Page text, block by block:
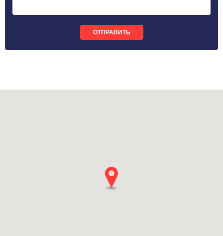
ОТПРАВИТЬ